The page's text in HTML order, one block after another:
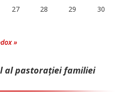
27 28 29
30
»
al pastorației familiei